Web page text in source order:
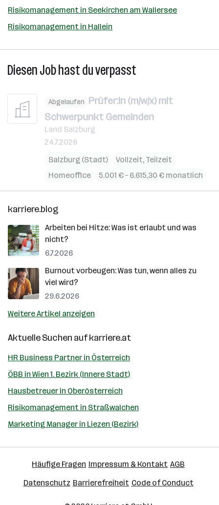
Risikomanagement in Seekirchen am Wallersee
Risikomanagement in Hallein
Diesen Job hast du verpasst
Abgelaufen Prüfer:in (m/w/x) mit
Schwerpunkt Gemeinden
Land Salzburg
24.7.2026
Salzburg (Stadt)
Vollzeit, Teilzeit
Homeoffice
5.001 € – 6.615,30 € monatlich
karriere.blog
Arbeiten bei Hitze: Was ist erlaubt und was
nicht?
6.7.2026
Burnout vorbeugen: Was tun, wenn alles zu
viel wird?
29.6.2026
Weitere Artikel anzeigen
Aktuelle Suchen aufkarriere.at
HR Business Partner in Österreich
ÖBB in Wien 1. Bezirk (Innere Stadt)
Hausbetreuer in Oberösterreich
Risikomanagement in Straßwalchen
Marketing Manager in Liezen (Bezirk)
Häufige Fragen Impressum & Kontakt AGB
Datenschutz Barrierefreiheit Code of Conduct